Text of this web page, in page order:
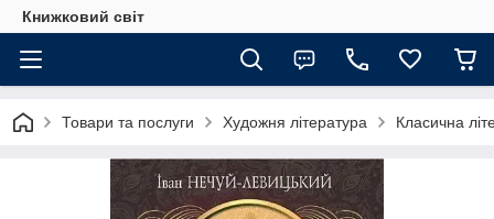
Книжковий світ
Товари та послуги Художня література Класична